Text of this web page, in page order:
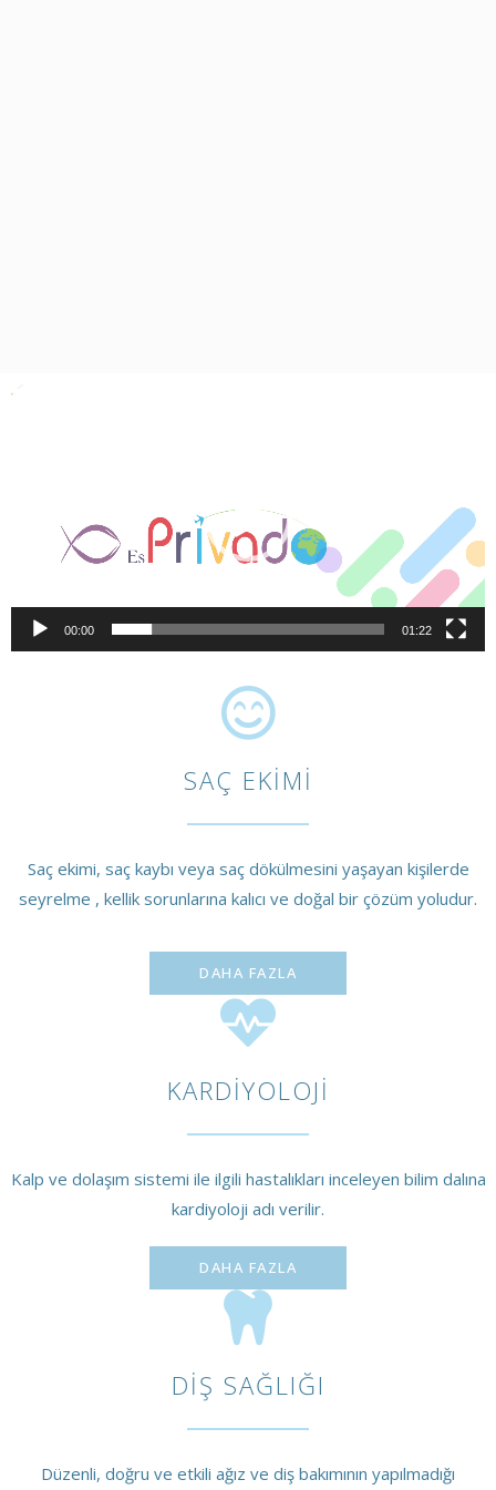
Video
00:00 01:22
SAÇ EKIMI
Saç ekimi, saç kaybı veya saç dökülmesini yaşayan kişilerde
seyrelme , kellik sorunlarına kalıcı ve doğal bir çözüm yoludur.
DAHA FAZLA
KARDIYOLOJI
Kalp ve dolaşım sistemi ile ilgili hastalıkları inceleyen bilim dalına
kardiyoloji adı verilir.
DAHA FAZLA
DIŞ SAĞLIĞI
Düzenli, doğru ve etkili ağız ve diş bakımının yapılmadığı